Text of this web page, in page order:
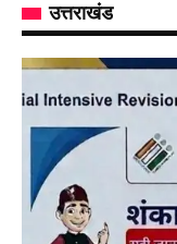
उत्तराखंड